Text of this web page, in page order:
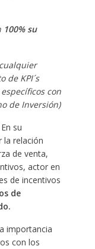
100% su
de KPI´s
con
de Inversión)
En su
relación
de venta,
actor en
de incentivos
de
importancia
con los